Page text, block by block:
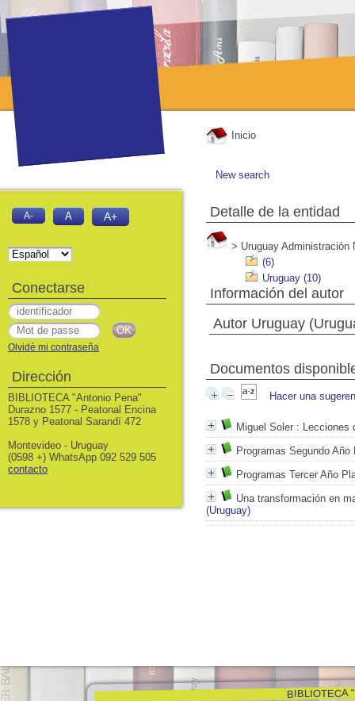
Inicio
New search
Detalle de la entidad
> Uruguay Administración
(6)
Uruguay (10)
Información del autor
Autor Uruguay
Documentos
Hacer una
Miguel Soler : Lecciones
Programas Segundo
Programas Tercer Año
Una transformación en
(Uruguay)
BIBLIOTECA
A- A A+
Conectarse
Olvidé mi contraseña
Dirección
BIBLIOTECA "Antonio Pena"
Durazno 1577 - Peatonal Encina
1578 y Peatonal Sarandí 472
Montevideo - Uruguay
(0598 +) WhatsApp 092 529 505
contacto